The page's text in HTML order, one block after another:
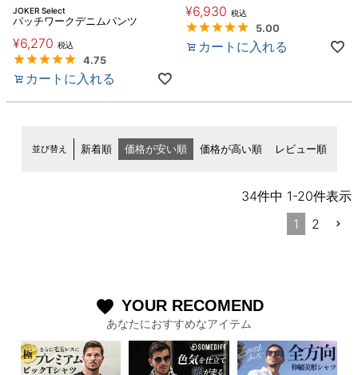
JOKER Select
パッチワークデニムパンツ
¥6,270 税込
4.75
カートに入れる
¥6,930 税込
5.00
カートに入れる
並び替え 新着順 価格が安い順 価格が高い順 レビュー順
34件中 1-20件表示
1
2
favorite YOUR RECOMEND
あなたにおすすめなアイテム